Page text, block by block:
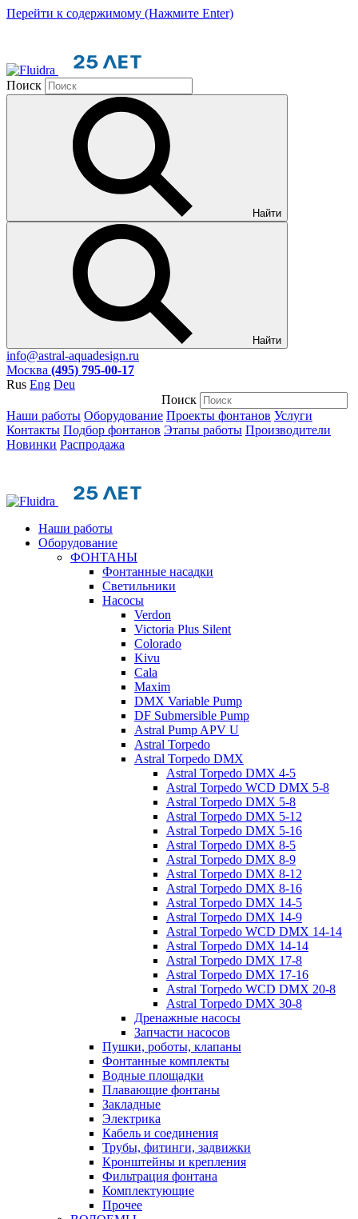
Перейти к содержимому (Нажмите Enter)
Поиск
Найти
Найти
info@astral-aquadesign.ru
Москва (495) 795-00-17
Rus Eng Deu
Поиск
Наши работы Оборудование Проекты фонтанов Услуги
Контакты Подбор фонтанов Этапы работы Производители
Новинки Распродажа
Наши работы
Оборудование
ФОНТАНЫ
Фонтанные насадки
Cветильники
Насосы
Verdon
Victoria Plus Silent
Colorado
Kivu
Cala
Maxim
DMX Variable Pump
DF Submersible Pump
Astral Pump APV U
Astral Torpedo
Astral Torpedo DMX
Astral Torpedo DMX 4-5
Astral Torpedo WCD DMX 5-8
Astral Torpedo DMX 5-8
Astral Torpedo DMX 5-12
Astral Torpedo DMX 5-16
Astral Torpedo DMX 8-5
Astral Torpedo DMX 8-9
Astral Torpedo DMX 8-12
Astral Torpedo DMX 8-16
Astral Torpedo DMX 14-5
Astral Torpedo DMX 14-9
Astral Torpedo WCD DMX 14-14
Astral Torpedo DMX 14-14
Astral Torpedo DMX 17-8
Astral Torpedo DMX 17-16
Astral Torpedo WCD DMX 20-8
Astral Torpedo DMX 30-8
Дренажные насосы
Запчасти насосов
Пушки, роботы, клапаны
Фонтанные комплекты
Водные площадки
Плавающие фонтаны
Закладные
Электрика
Кабель и соединения
Трубы, фитинги, задвижки
Кронштейны и крепления
Фильтрация фонтана
Комплектующие
Прочее